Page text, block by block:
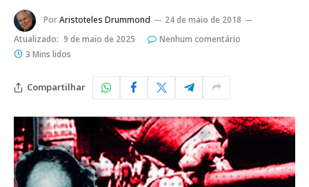
PorAristoteles Drummond
24 de maio de 2018
Atualizado: 9 de maio de 2025
Nenhum comentário
3 Mins lidos
Compartilhar